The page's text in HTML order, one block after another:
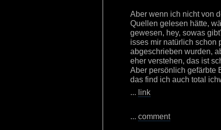
Aber wenn ich nicht von
Quellen gelesen hätte,
gewesen, hey, sowas
isses mir natürlich schon
abgeschrieben wurden,
eher verstehen, das ist
Aber persönlich gefärbte
das find ich auch total
... link
... comment